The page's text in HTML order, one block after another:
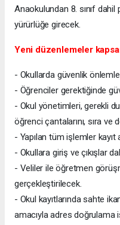
Anaokulundan 8. sınıf
yürürlüğe girecek.
Yeni düzenlemeler
- Okullarda güvenlik
- Öğrenciler gerektiğinde
- Okul yönetimleri, gerekli
öğrenci çantalarını, sıra ve
- Yapılan tüm işlemler kayıt
- Okullara giriş ve çıkışlar
- Veliler ile öğretmen
gerçekleştirilecek.
- Okul kayıtlarında sahte
amacıyla adres doğrulama